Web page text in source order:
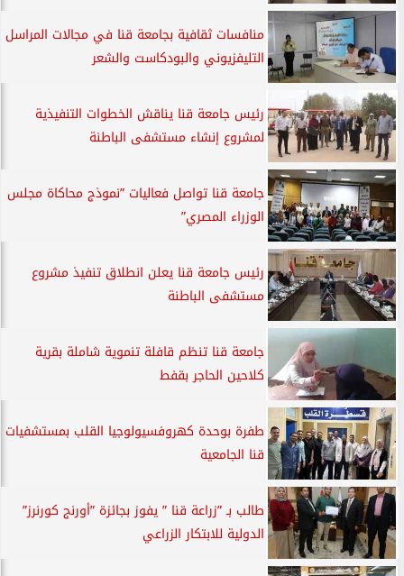
منافسات ثقافية بجامعة قنا في مجالات المراسل
التليفزيوني والبودكاست والشعر
رئيس جامعة قنا يناقش الخطوات التنفيذية
لمشروع إنشاء مستشفى الباطنة
جامعة قنا تواصل فعاليات ”نموذج محاكاة مجلس
الوزراء المصري”
رئيس جامعة قنا يعلن انطلاق تنفيذ مشروع
مستشفى الباطنة
جامعة قنا تنظم قافلة تنموية شاملة بقرية
كلاحين الحاجر بقفط
طفرة بوحدة كهروفسيولوجيا القلب بمستشفيات
قنا الجامعية
طالب بـ ”زراعة قنا ” يفوز بجائزة ”أورنج كورنرز”
الدولية للابتكار الزراعي